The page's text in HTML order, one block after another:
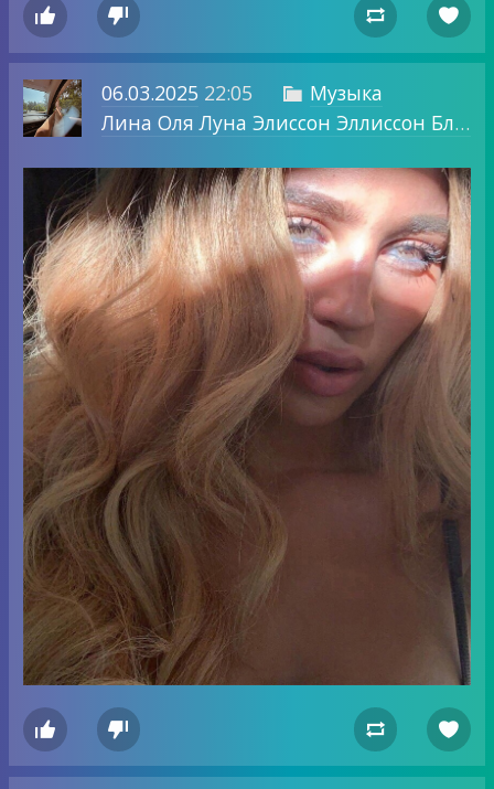
   
06.03.2025 22:05  Музыка
Лина Оля Луна Элиссон Эллиссон Блог о том, о чем хочу.
   